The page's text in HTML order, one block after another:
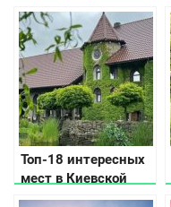
не чули
Топ-18 интересных
мест в Киевской
области, куда